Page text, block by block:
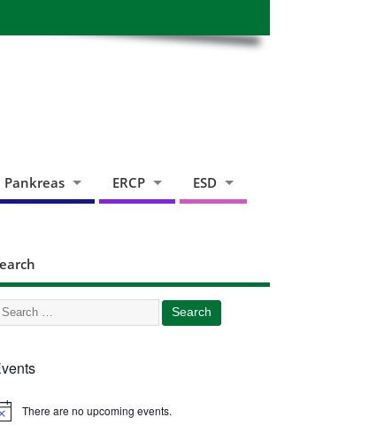
Pankreas ERCP ESD
There are no upcoming events.